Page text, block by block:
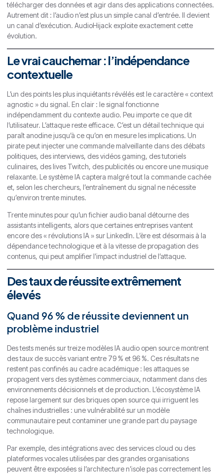
télécharger des données et agir dans des applications connectées.
Autrement dit : l’audio n’est plus un simple canal d’entrée. Il devient
un canal d’exécution. AudioHijack exploite exactement cette
évolution.
Le vrai cauchemar : l’indépendance
contextuelle
L’un des points les plus inquiétants révélés est le caractère « context
agnostic » du signal. En clair : le signal fonctionne
indépendamment du contexte audio. Peu importe ce que dit
l’utilisateur. L’attaque reste efficace. C’est un détail technique qui
paraît anodine jusqu’à ce qu’on en mesure les implications. Un
pirate peut injecter une commande malveillante dans des débats
politiques, des interviews, des vidéos gaming, des tutoriels
culinaires, des lives Twitch, des publicités ou encore une musique
relaxante. Le système IA captera malgré tout la commande cachée
et, selon les chercheurs, l’entraînement du signal ne nécessite
qu’environ trente minutes.
Trente minutes pour qu’un fichier audio banal détourne des
assistants intelligents, alors que certaines entreprises vantent
encore des « révolutions IA » sur LinkedIn. L’ère est désormais à la
dépendance technologique et à la vitesse de propagation des
contenus, qui peut amplifier l’impact industriel de l’attaque.
Des taux de réussite extrêmement
élevés
Quand 96 % de réussite deviennent un
problème industriel
Des tests menés sur treize modèles IA audio open source montrent
des taux de succès variant entre 79 % et 96 %. Ces résultats ne
restent pas confinés au cadre académique : les attaques se
propagent vers des systèmes commerciaux, notamment dans des
environnements décisionnels et de production. L’écosystème IA
repose largement sur des briques open source qui irriguent les
chaînes industrielles : une vulnérabilité sur un modèle
communautaire peut contaminer une grande part du paysage
technologique.
Par exemple, des intégrations avec des services cloud ou des
plateformes vocales utilisées par des grandes organisations
peuvent être exposées si l’architecture n’isole pas correctement les